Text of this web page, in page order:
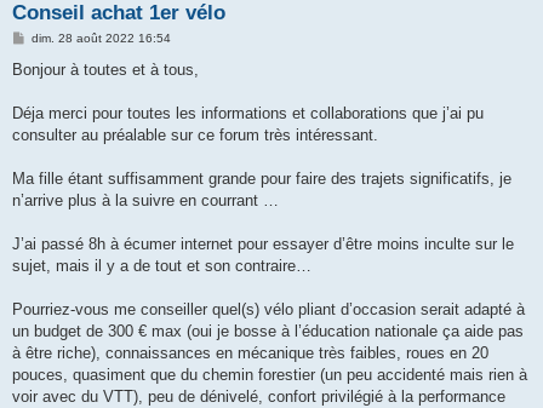
Conseil achat 1er vélo
M
s
g
e
dim. 28 août 2022 16:54
Bonjour à toutes et à tous,
Déja merci pour toutes les informations et collaborations que j’ai pu
consulter au préalable sur ce forum très intéressant.
Ma fille étant suffisamment grande pour faire des trajets significatifs, je
n’arrive plus à la suivre en courrant …
J’ai passé 8h à écumer internet pour essayer d’être moins inculte sur le
sujet, mais il y a de tout et son contraire…
Pourriez-vous me conseiller quel(s) vélo pliant d’occasion serait adapté à
un budget de 300 € max (oui je bosse à l’éducation nationale ça aide pas
à être riche), connaissances en mécanique très faibles, roues en 20
pouces, quasiment que du chemin forestier (un peu accidenté mais rien à
voir avec du VTT), peu de dénivelé, confort privilégié à la performance